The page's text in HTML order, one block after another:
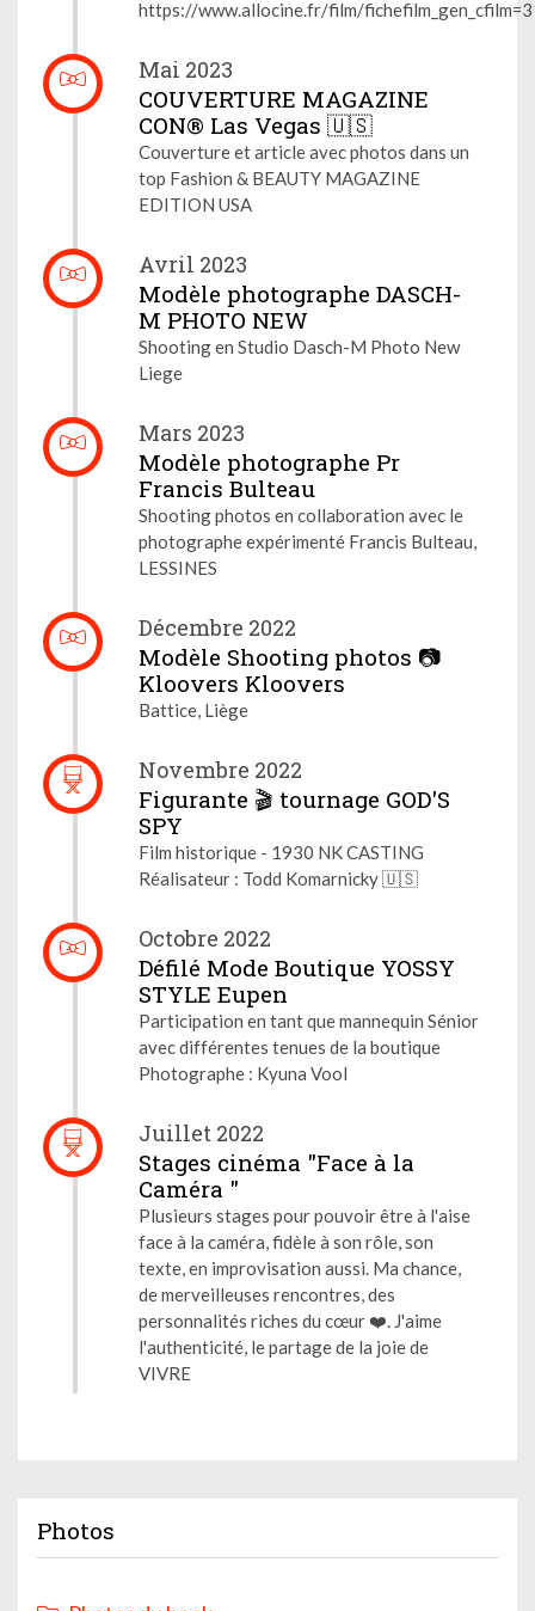
https://www.allocine.fr/film/
Mai 2023
COUVERTURE MAGAZINE
CON®️ Las Vegas 🇺🇸
Couverture et article avec photos dans un
top Fashion & BEAUTY MAGAZINE
EDITION USA
Avril 2023
Modèle photographe DASCH-
M PHOTO NEW
Shooting en Studio Dasch-M Photo New
Liege
Mars 2023
Modèle photographe Pr
Francis Bulteau
Shooting photos en collaboration avec le
photographe expérimenté Francis Bulteau,
LESSINES
Décembre 2022
Modèle Shooting photos 📷
Kloovers Kloovers
Battice, Liège
Novembre 2022
Figurante 🎬 tournage GOD'S
SPY
Film historique - 1930 NK CASTING
Réalisateur : Todd Komarnicky 🇺🇸
Octobre 2022
Défilé Mode Boutique YOSSY
STYLE Eupen
Participation en tant que mannequin Sénior
avec différentes tenues de la boutique
Photographe : Kyuna Vool
Juillet 2022
Stages cinéma "Face à la
Caméra "
Plusieurs stages pour pouvoir être à l'aise
face à la caméra, fidèle à son rôle, son
texte, en improvisation aussi. Ma chance,
de merveilleuses rencontres, des
personnalités riches du cœur ❤️. J'aime
l'authenticité, le partage de la joie de
VIVRE
Photos